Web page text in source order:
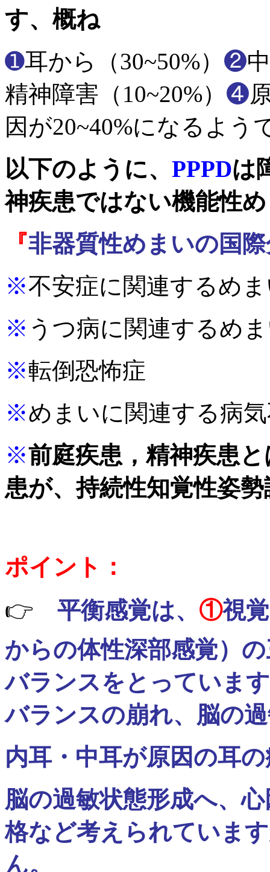
す、概ね
➊耳から（30~50%） ❷
精神障害（10~20%） ❹
因が20~40%になるよう
以下のように、 PPPDは
神疾患ではない機能性
『非器質性めまいの国
※不安症に関連するめ
※ うつ病に関連するめ
※転倒恐怖症
※めまいに関連する病
※前庭疾患，精神疾患
患が、持続性知覚性姿
ポイント：
👉 平衡感覚は、 ①視
からの体性深部感覚）
バランスをとっていま
バランスの崩れ、脳の
内耳・中耳が原因の耳
脳の過敏状態形成へ、
格など考えられていま
ん。